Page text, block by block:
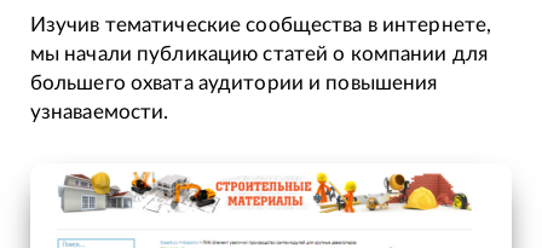
Изучив тематические сообщества в интернете,
мы начали публикацию статей о компании для
большего охвата аудитории и повышения
узнаваемости.